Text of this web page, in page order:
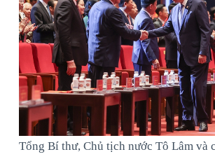
Tổng Bí thư, Chủ tịch nước Tô Lâm và